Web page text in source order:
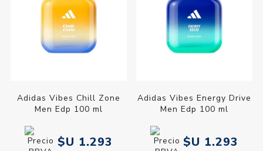
Adidas Vibes Chill Zone
Men Edp 100 ml
$U 1.293
Adidas Vibes Energy Drive
Men Edp 100 ml
$U 1.293